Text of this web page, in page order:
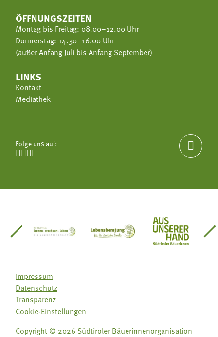
ÖFFNUNGSZEITEN
Montag bis Freitag: 08.00–12.00 Uhr
Donnerstag: 14.30–16.00 Uhr
(außer Anfang Juli bis Anfang September)
LINKS
Kontakt
Mediathek
Folge uns auf:
   

Südtirol
Gärtnervereinigung
Sozialgenossenschaft Mit Bäuerinnen lernen -
Lebensberatung für dieAus unserer
Impressum
Datenschutz
Transparenz
Cookie-Einstellungen
Copyright © 2026 Südtiroler Bäuerinnenorganisation